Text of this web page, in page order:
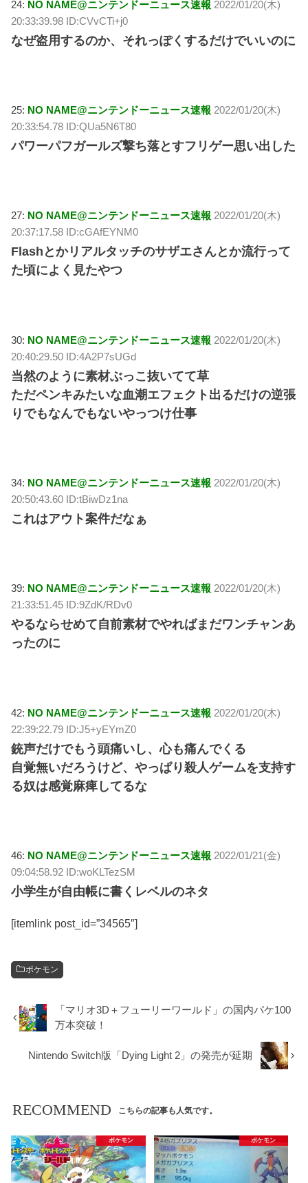
24: NO NAME@ニンテンドーニュース速報 2022/01/20(木)
20:33:39.98 ID:CVvCTi+j0
なぜ盗用するのか、それっぽくするだけでいいのに
25: NO NAME@ニンテンドーニュース速報 2022/01/20(木)
20:33:54.78 ID:QUa5N6T80
パワーパフガールズ撃ち落とすフリゲー思い出した
27: NO NAME@ニンテンドーニュース速報 2022/01/20(木)
20:37:17.58 ID:cGAfEYNM0
Flashとかリアルタッチのサザエさんとか流行って
た頃によく見たやつ
30: NO NAME@ニンテンドーニュース速報 2022/01/20(木)
20:40:29.50 ID:4A2P7sUGd
当然のように素材ぶっこ抜いてて草
ただペンキみたいな血潮エフェクト出るだけの逆張
りでもなんでもないやっつけ仕事
34: NO NAME@ニンテンドーニュース速報 2022/01/20(木)
20:50:43.60 ID:tBiwDz1na
これはアウト案件だなぁ
39: NO NAME@ニンテンドーニュース速報 2022/01/20(木)
21:33:51.45 ID:9ZdK/RDv0
やるならせめて自前素材でやればまだワンチャンあ
ったのに
42: NO NAME@ニンテンドーニュース速報 2022/01/20(木)
22:39:22.79 ID:J5+yEYmZ0
銃声だけでもう頭痛いし、心も痛んでくる
自覚無いだろうけど、やっぱり殺人ゲームを支持す
る奴は感覚麻痺してるな
46: NO NAME@ニンテンドーニュース速報 2022/01/21(金)
09:04:58.92 ID:woKLTezSM
小学生が自由帳に書くレベルのネタ
[itemlink post_id=”34565″]
ポケモン
「マリオ3D＋フューリーワールド」の国内パケ100
万本突破！
Nintendo Switch版「Dying Light 2」の発売が延期
RECOMMEND こちらの記事も人気です。
ポケモン ポケモン